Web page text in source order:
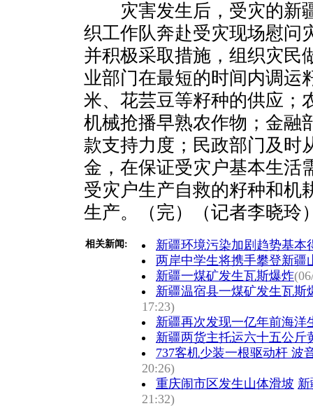
灾害发生后，受灾的新
织工作队奔赴受灾现场慰问
并积极采取措施，组织灾民
业部门在最短的时间内调运
米、花芸豆等籽种的供应；
机械抢播早熟农作物；金融
款支持力度；民政部门及时
金，在保证受灾户基本生活
受灾户生产自救的籽种和机
生产。（完）（记者李晓玲
相关新闻:
新疆环境污染加剧趋势基本
两岸中学生将携手攀登新疆
新疆一煤矿发生瓦斯爆炸
新疆温宿县一煤矿发生瓦斯
17:23)
新疆再次发现一亿年前海洋
新疆两货主托运六十五公斤
737客机少装一根驱动杆 波
20:26)
重庆闹市区发生山体滑坡
21:32)